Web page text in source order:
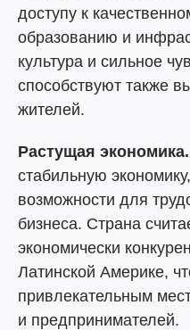
доступу к
образованию и
культура и сильное
способствуют также
жителей.
Растущая экономика.
стабильную
возможности для
бизнеса. Страна
экономически
Латинской Америке,
привлекательным
и предпринимателей.